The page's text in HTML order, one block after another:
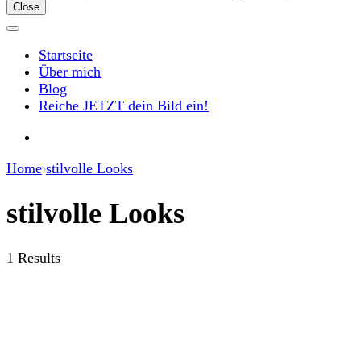
Close
Startseite
Über mich
Blog
Reiche JETZT dein Bild ein!
Home stilvolle Looks
stilvolle Looks
1 Results